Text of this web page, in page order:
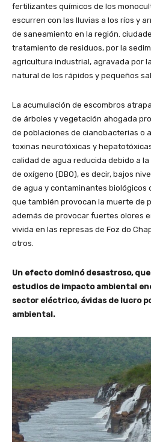
fertilizantes químicos de los
escurren con las lluvias a los ríos y
de saneamiento en la región.
tratamiento de residuos, por la
agricultura industrial, agravada por
natural de los rápidos y pequeños
La acumulación de escombros
de árboles y vegetación ahogada
de poblaciones de cianobacterias o
toxinas neurotóxicas y
calidad de agua reducida debido a
de oxígeno (DBO), es decir, bajos
de agua y contaminantes biológicos
que también provocan la muerte de
además de provocar fuertes olores
vivida en las represas de Foz do
otros.
Un efecto dominó desastroso,
estudios de impacto ambiental
sector eléctrico, ávidas de lucro
ambiental.